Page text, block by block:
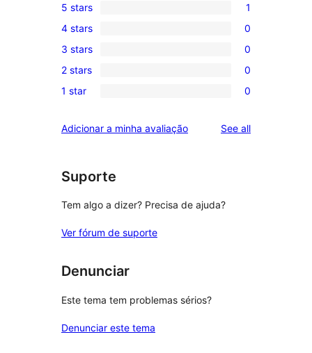
1
5-
star
review
5 stars 1
0
4-
star
reviews
4 stars 0
0
3-
star
3 stars 0
0
2-
reviews
2 stars 0
0
star
1 star 0
Adicionar a minha avaliação See allreviews
Suporte
Tem algo a dizer? Precisa de ajuda?
Ver fórum de suporte
Denunciar
Este tema tem problemas sérios?
Denunciar este tema